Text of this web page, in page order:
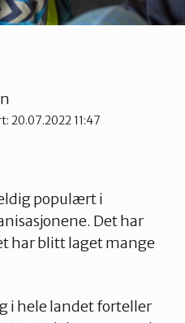
20.07.2022 11:47
populært i
Det har
har blitt laget mange
i hele landet forteller